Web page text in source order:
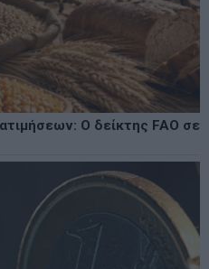
Ο δείκτης FAO σε